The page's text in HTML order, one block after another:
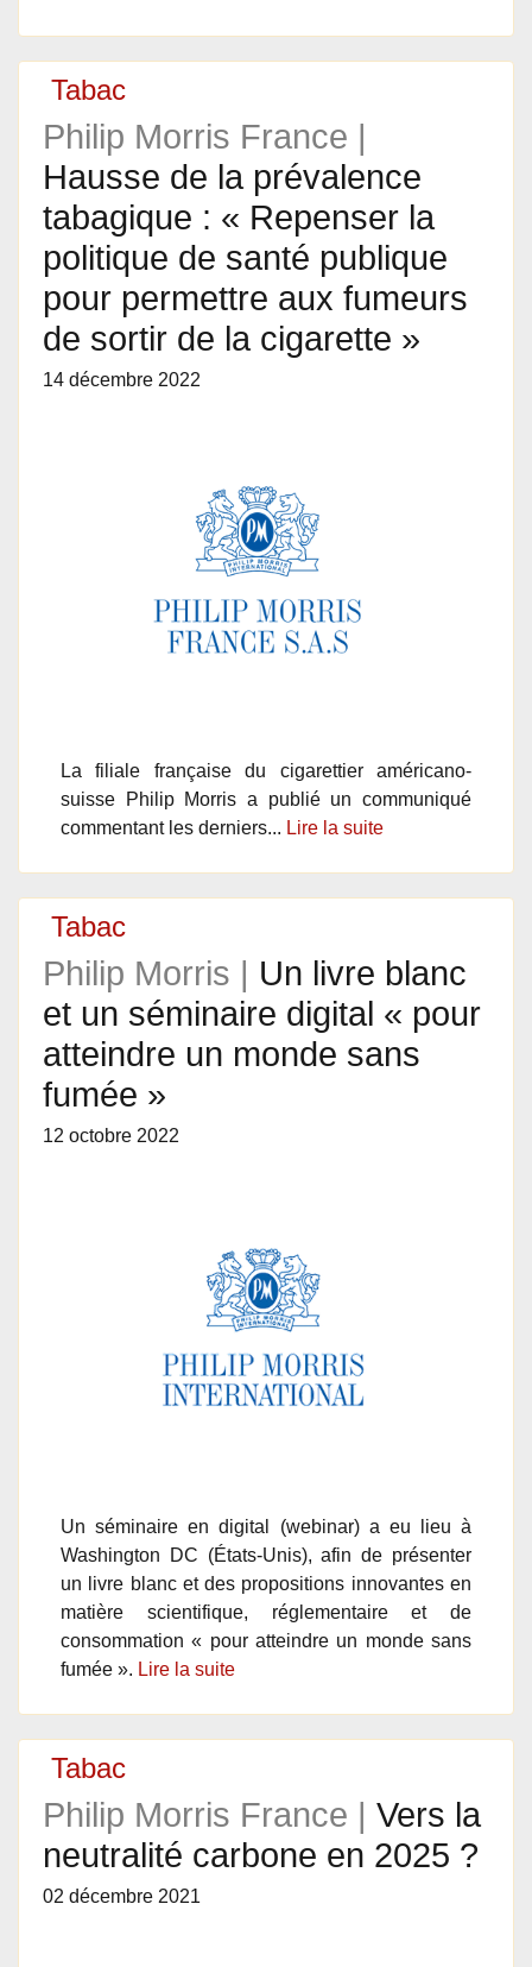
Tabac
Philip Morris France |
Hausse de la prévalence
tabagique : « Repenser la
politique de santé publique
pour permettre aux fumeurs
de sortir de la cigarette »
14 décembre 2022
La filiale française du cigarettier américano-
suisse Philip Morris a publié un communiqué
commentant les derniers... Lire la suite
Tabac
Philip Morris | Un livre blanc
et un séminaire digital « pour
atteindre un monde sans
fumée »
12 octobre 2022
Un séminaire en digital (webinar) a eu lieu à
Washington DC (États-Unis), afin de présenter
un livre blanc et des propositions innovantes en
matière scientifique, réglementaire et de
consommation « pour atteindre un monde sans
fumée ». Lire la suite
Tabac
Philip Morris France | Vers la
neutralité carbone en 2025 ?
02 décembre 2021